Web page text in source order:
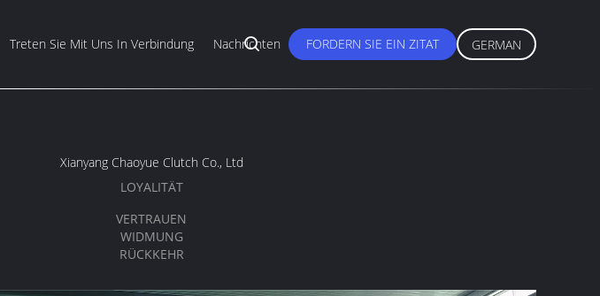
Treten Sie Mit Uns In Verbindung Nachrichten FORDERN SIE EIN ZITAT GERMAN
Xianyang Chaoyue Clutch Co., Ltd
LOYALITÄT
VERTRAUEN
WIDMUNG
RÜCKKEHR